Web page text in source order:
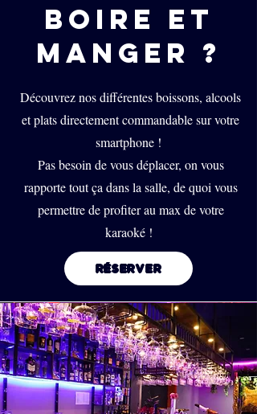
BOIRE ET
MANGER ?
Découvrez nos différentes boissons, alcools
et plats directement commandable sur votre
smartphone !
Pas besoin de vous déplacer, on vous
rapporte tout ça dans la salle, de quoi vous
permettre de profiter au max de votre
karaoké !
RÉSERVER